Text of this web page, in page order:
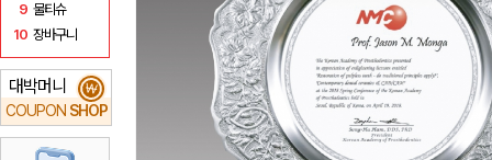
9 물티슈
10 장바구니
대박머니
COUPON SHOP
₩